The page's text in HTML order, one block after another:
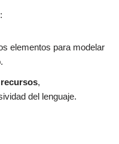
:
elementos para modelar
recursos,
del lenguaje.